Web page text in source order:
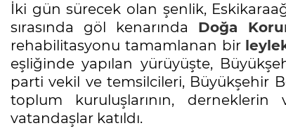
İki gün sürecek olan şenlik,
sırasında göl kenarında Doğa
rehabilitasyonu tamamlanan bir
eşliğinde yapılan yürüyüşte,
parti vekil ve temsilcileri, Büyükşehir
toplum kuruluşlarının,
vatandaşlar katıldı.